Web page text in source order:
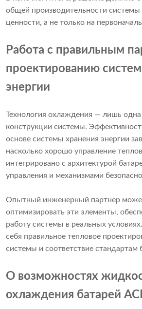
общей производительности системы
ценности, а не только на
Работа с правильным
проектированию
энергии
Технология охлаждения — лишь
конструкции системы.
основе системы хранения энергии
насколько хорошо управление
интегрировано с архитектурой
управления и механизмами
Опытный инженерный партнер
оптимизировать эти элементы,
работу системы в реальных
себя правильное тепловое
системы и соответствие стандартам
О возможностях
охлаждения батарей